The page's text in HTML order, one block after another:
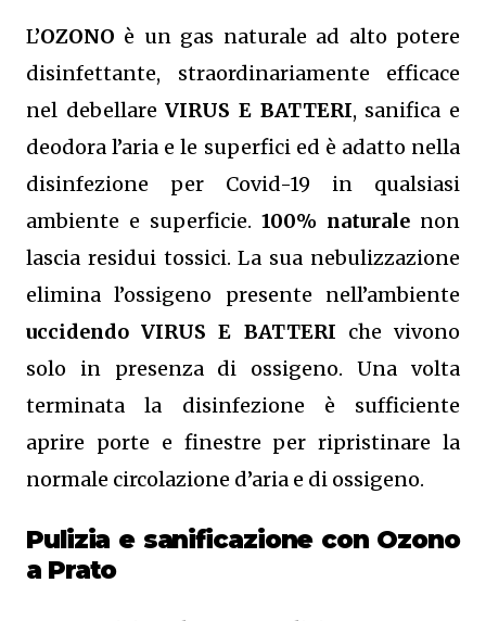
L’OZONO è un gas naturale ad alto potere
disinfettante, straordinariamente efficace
nel debellareVIRUS E BATTERI, sanifica e
deodora l’aria e le superfici ed è adatto nella
disinfezione per Covid-19 in qualsiasi
ambiente e superficie. 100% naturale non
lascia residui tossici.La sua nebulizzazione
elimina l’ossigeno presente nell’ambiente
uccidendo VIRUS E BATTERI che vivono
solo in presenza di ossigeno. Una volta
terminata la disinfezione è sufficiente
aprire porte e finestre per ripristinare la
normale circolazione d’aria e di ossigeno.
Pulizia e sanificazione con Ozono
a Prato